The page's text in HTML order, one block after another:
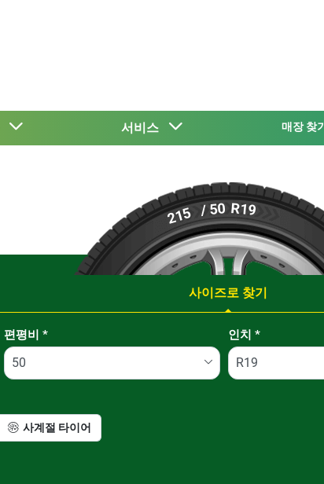
서비스 매장 찾기
215 / 50 R19
사이즈로 찾기
편평비 * 인치 *
사계절 타이어